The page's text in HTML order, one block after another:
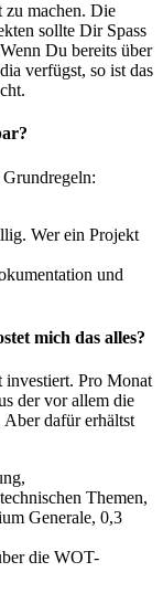
machen. Die
sollte Dir Spass
Du bereits über
verfügst, so ist das
Wer ein Projekt
und
mich das alles?
investiert. Pro Monat
der vor allem die
dafür erhältst
Themen,
Generale, 0,3
die WOT-